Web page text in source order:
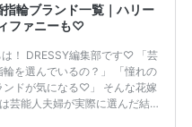
輪ブランド一覧｜ハリー
ファニーも♡
！ DRESSY編集部です♡ 「芸
を選んでいるの？」 「憧れの
ンドが気になる♡」 そんな花嫁
芸能人夫婦が実際に選んだ結婚